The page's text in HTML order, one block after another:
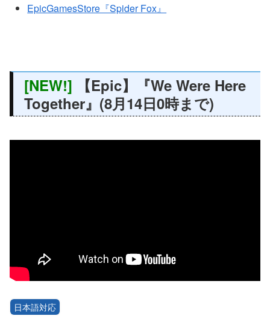
EpicGamesStore『Spider Fox』
[NEW!]
【Epic】『We Were Here
Together』(8月14日0時まで)
日本語対応